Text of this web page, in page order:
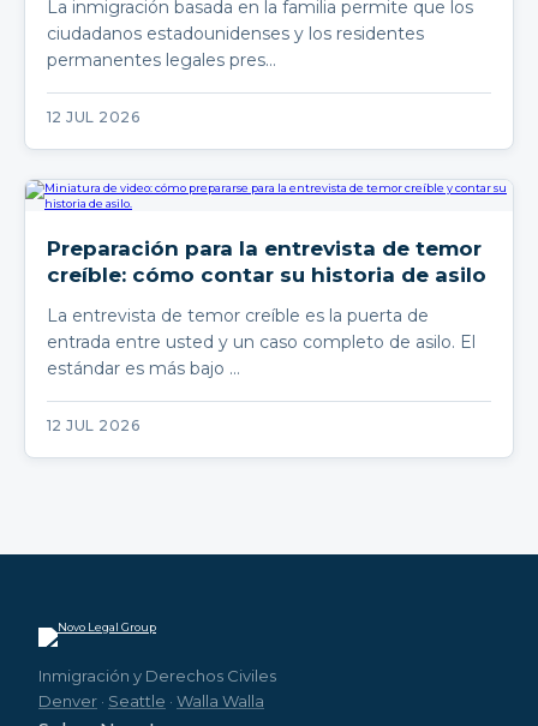
La inmigración basada en la familia permite que los
ciudadanos estadounidenses y los residentes
permanentes legales pres…
12 JUL 2026
Preparación para la entrevista de temor
creíble: cómo contar su historia de asilo
La entrevista de temor creíble es la puerta de
entrada entre usted y un caso completo de asilo. El
estándar es más bajo …
12 JUL 2026
Inmigración y Derechos Civiles
Denver · Seattle · Walla Walla